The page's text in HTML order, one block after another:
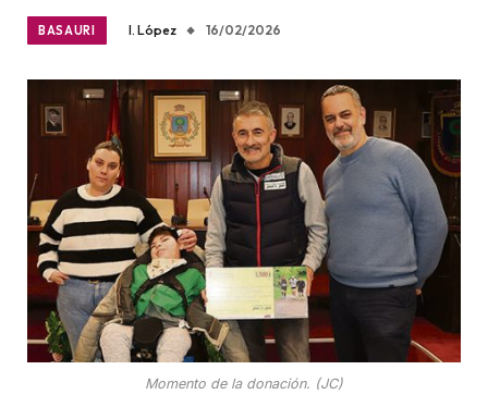
BASAURI I. López 16/02/2026
Momento de la donación. (JC)